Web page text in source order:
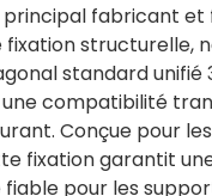
principal fabricant et
fixation structurelle,
standard unifié
compatibilité
Conçue pour
fixation garantit
pour les